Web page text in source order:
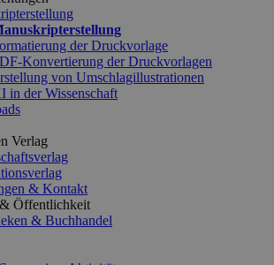
der Druckvorlage
Konvertierung der Druckvorlagen
von Umschlagillustrationen
in der Wissenschaft
Verlag
& Kontakt
Öffentlichkeit
& Buchhandel